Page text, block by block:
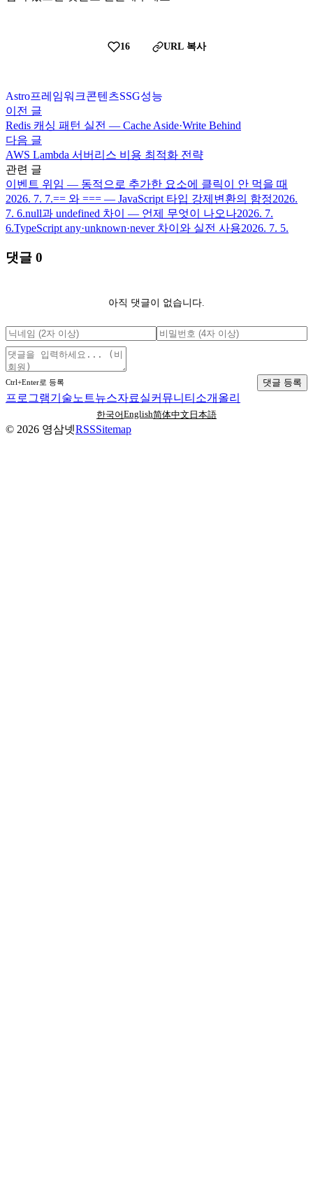
16 URL 복사
Astro프레임워크콘텐츠SSG성능
이전 글
Redis 캐싱 패턴 실전 — Cache Aside·Write Behind
다음 글
AWS Lambda 서버리스 비용 최적화 전략
관련 글
이벤트 위임 — 동적으로 추가한 요소에 클릭이 안 먹을 때
2026. 7. 7.== 와 === — JavaScript 타입 강제변환의 함정2026.
7. 6.null과 undefined 차이 — 언제 무엇이 나오나2026. 7.
6.TypeScript any·unknown·never 차이와 실전 사용2026. 7. 5.
댓글 0
아직 댓글이 없습니다.
Ctrl+Enter로 등록 댓글 등록
프로그램기술노트뉴스자료실커뮤니티 소개 올리
한국어English简体中文 日本語
© 2026 영삼넷RSSSitemap